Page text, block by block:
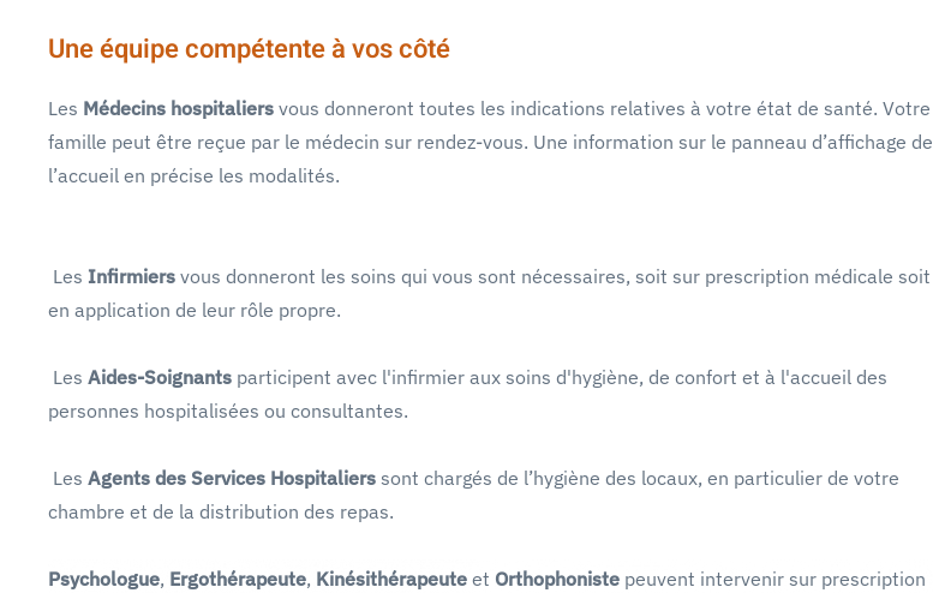
Une équipe compétente à vos côté
Les Médecins hospitaliers vous donneront toutes les indications relatives à votre état de santé. Votre
famille peut être reçue par le médecin sur rendez-vous. Une information sur le panneau d’affichage de
l’accueil en précise les modalités.
Les Infirmiers vous donneront les soins qui vous sont nécessaires, soit sur prescription médicale soit
en application de leur rôle propre.
Les Aides-Soignants participent avec l'infirmier aux soins d'hygiène, de confort et à l'accueil des
personnes hospitalisées ou consultantes.
Les Agents des Services Hospitaliers sont chargés de l’hygiène des locaux, en particulier de votre
chambre et de la distribution des repas.
Psychologue, Ergothérapeute, Kinésithérapeute et Orthophoniste peuvent intervenir sur prescription